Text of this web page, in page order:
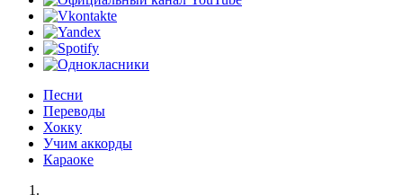
Песни
Переводы
Хокку
Учим аккорды
Караоке